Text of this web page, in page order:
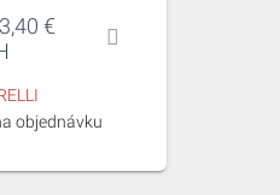
€.
€ Aktuálna
objednávku